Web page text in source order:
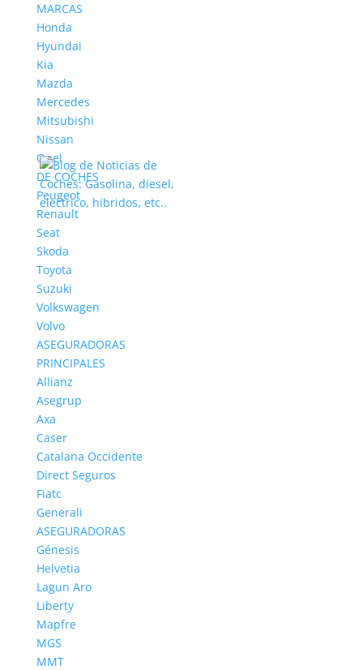
MARCAS
Honda
Hyundai
Kia
Mazda
Mercedes
Mitsubishi
Nissan
Opel
DE COCHES
Peugeot
Renault
Seat
Skoda
Toyota
Suzuki
Volkswagen
Volvo
ASEGURADORAS
PRINCIPALES
Allianz
Asegrup
Axa
Caser
Catalana Occidente
Direct Seguros
Fiatc
Generali
ASEGURADORAS
Génesis
Helvetia
Lagun Aro
Liberty
Mapfre
MGS
MMT
Seguros de coches baratos | Análisis 2023 de
pólizas
porYuri|
¿Estás analizando la oferta de seguros de coches
baratos? Debes saber que la oferta va desde los 150
euros anuales. Sin embargo, dentro de esta
categoría hay una amplia gama de alternativas. En
esta oportunidad te compartimos una guía
actualizada con las pólizas más...